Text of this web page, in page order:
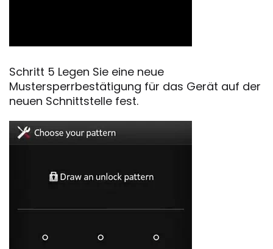
Schritt 5 Legen Sie eine neue
Mustersperrbestätigung für das Gerät auf der
neuen Schnittstelle fest.